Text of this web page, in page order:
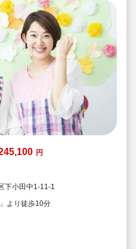
円
下小田中1-11-1
より徒歩10分